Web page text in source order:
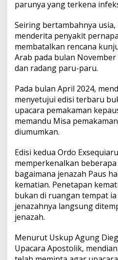
parunya yang terkena
Seiring bertambahnya
menderita penyakit
membatalkan rencana
Arab pada bulan
dan radang paru-paru.
Pada bulan April 2024,
menyetujui edisi terbaru
upacara pemakaman
memandu Misa
diumumkan.
Edisi kedua Ordo
memperkenalkan
bagaimana jenazah Paus
kematian. Penetapan
bukan di ruangan tempat
jenazahnya langsung
jenazah.
Menurut Uskup Agung
Upacara Apostolik,